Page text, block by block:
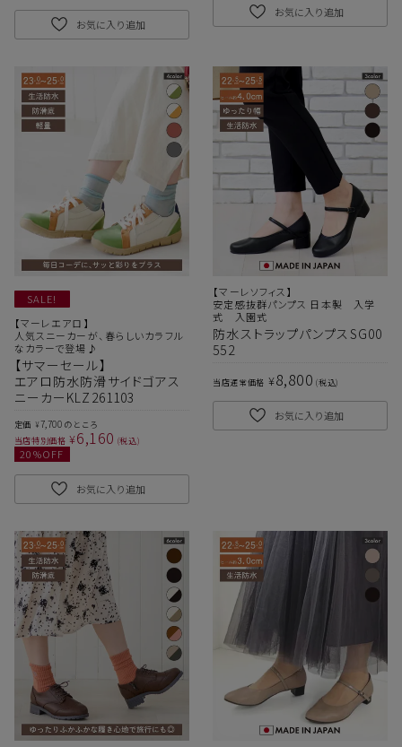
お気に入り追加
お気に入り追加
SALE!
【マーレエアロ】
人気スニーカーが、春らしいカラフル
なカラーで登場♪
【サマーセール】
エアロ防水防滑サイドゴアス
ニーカーKLZ261103
定価 ¥7,700 のところ
当店特別価格 ¥6,160 税込
20%OFF
お気に入り追加
【マーレソフィス】
安定感抜群パンプス 日本製 入学
式 入園式
防水ストラップパンプスSG00
552
当店通常価格 ¥8,800 税込
お気に入り追加